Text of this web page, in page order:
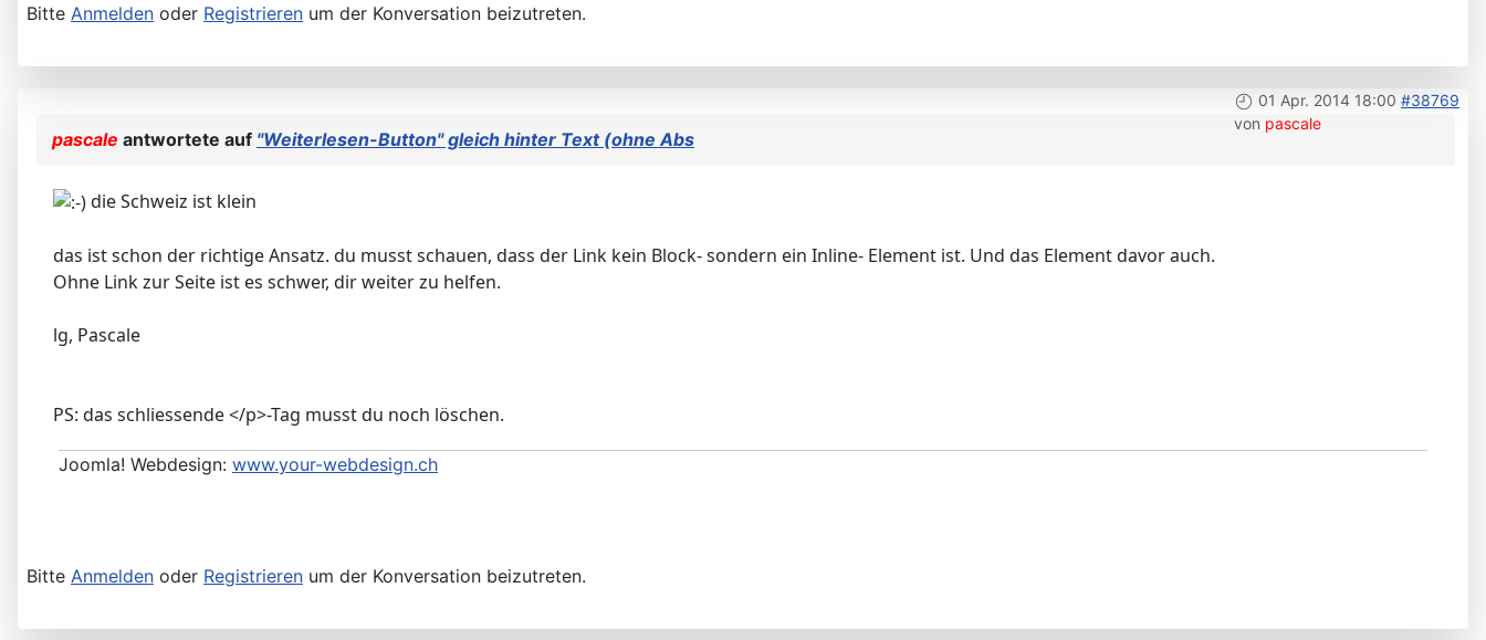
Bitte Anmelden oder Registrieren um der Konversation beizutreten.
01 Apr. 2014 18:00 #38769
von pascale
pascale antwortete auf "Weiterlesen-Button" gleich hinter Text (ohne Abs
die Schweiz ist klein
das ist schon der richtige Ansatz. du musst schauen, dass der Link kein Block- sondern ein Inline- Element ist. Und das Element davor auch.
Ohne Link zur Seite ist es schwer, dir weiter zu helfen.
lg, Pascale
PS: das schliessende </p>-Tag musst du noch löschen.
Joomla! Webdesign: www.your-webdesign.ch
Bitte Anmelden oder Registrieren um der Konversation beizutreten.